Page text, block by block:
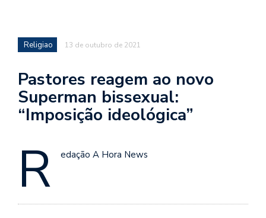
Religiao 13 de outubro de 2021
Pastores reagem ao novo
Superman bissexual:
“Imposição ideológica”
R edação A Hora News